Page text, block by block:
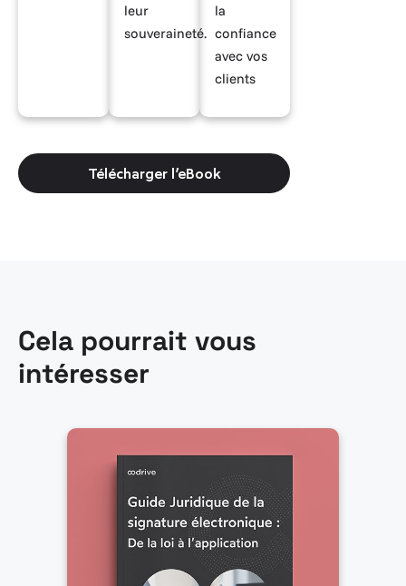
leur
souveraineté.
la
confiance
avec vos
clients
Télécharger l’eBook
Cela pourrait vous
intéresser